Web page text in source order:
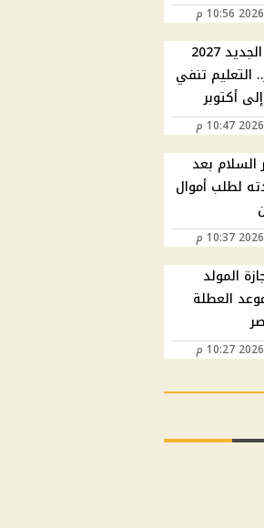
العام الدراسي الجديد 2027
التعليم تنفي
أكتوبر
بعد
لطلب أموال
المولد
2026 وموعد العطلة